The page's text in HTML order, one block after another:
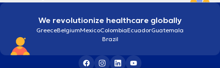
We revolutionize healthcare globally
GreeceBelgiumMexicoColombiaEcuadorGuatemala
Brazil